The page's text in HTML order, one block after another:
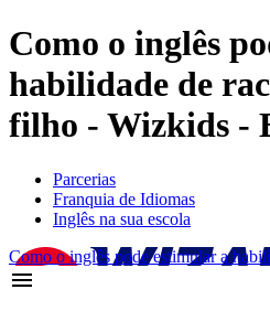
Como o inglês
habilidade de
filho - Wizkids -
Parcerias
Franquia de Idiomas
Inglês na sua escola
Como o inglês pode estimular a
menu